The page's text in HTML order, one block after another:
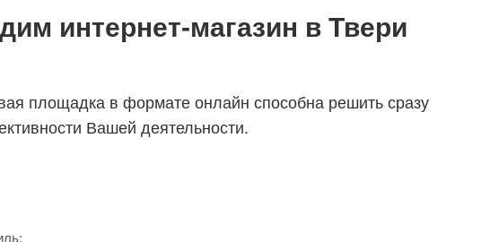
интернет-магазин в Твери
площадка в формате онлайн способна решить сразу
Вашей деятельности.